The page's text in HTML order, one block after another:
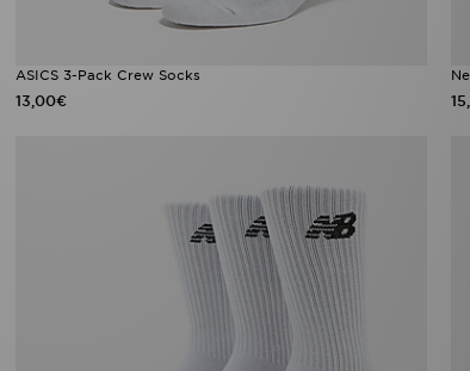
ASICS 3-Pack Crew Socks
13,00€